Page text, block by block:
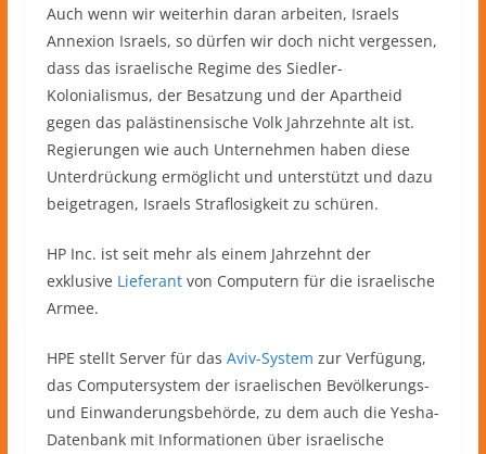
Auch wenn wir weiterhin daran arbeiten, Israels
Annexion Israels, so dürfen wir doch nicht vergessen,
dass das israelische Regime des Siedler-
Kolonialismus, der Besatzung und der Apartheid
gegen das palästinensische Volk Jahrzehnte alt ist.
Regierungen wie auch Unternehmen haben diese
Unterdrückung ermöglicht und unterstützt und dazu
beigetragen, Israels Straflosigkeit zu schüren.
HP Inc. ist seit mehr als einem Jahrzehnt der
exklusive Lieferantvon Computern für die israelische
Armee.
HPE stellt Server für das Aviv-System zur Verfügung,
das Computersystem der israelischen Bevölkerungs-
und Einwanderungsbehörde, zu dem auch die Yesha-
Datenbank mit Informationen über israelische